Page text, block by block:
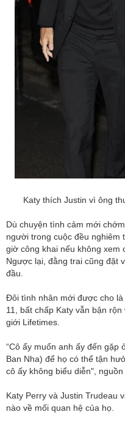
Katy thích Justin vì ông
Dù chuyện tình cảm mới
người trong cuộc đều nghiêm
giờ công khai nếu không xem
Ngược lại, đằng trai cũng đặt
đầu.
Đôi tình nhân mới được cho
11, bất chấp Katy vẫn bận
giới Lifetimes.
“Cô ấy muốn anh ấy đến gặp
Ban Nha) để họ có thể tận
cô ấy không biểu diễn", nguồn
Katy Perry và Justin Trudeau
nào về mối quan hệ của họ.